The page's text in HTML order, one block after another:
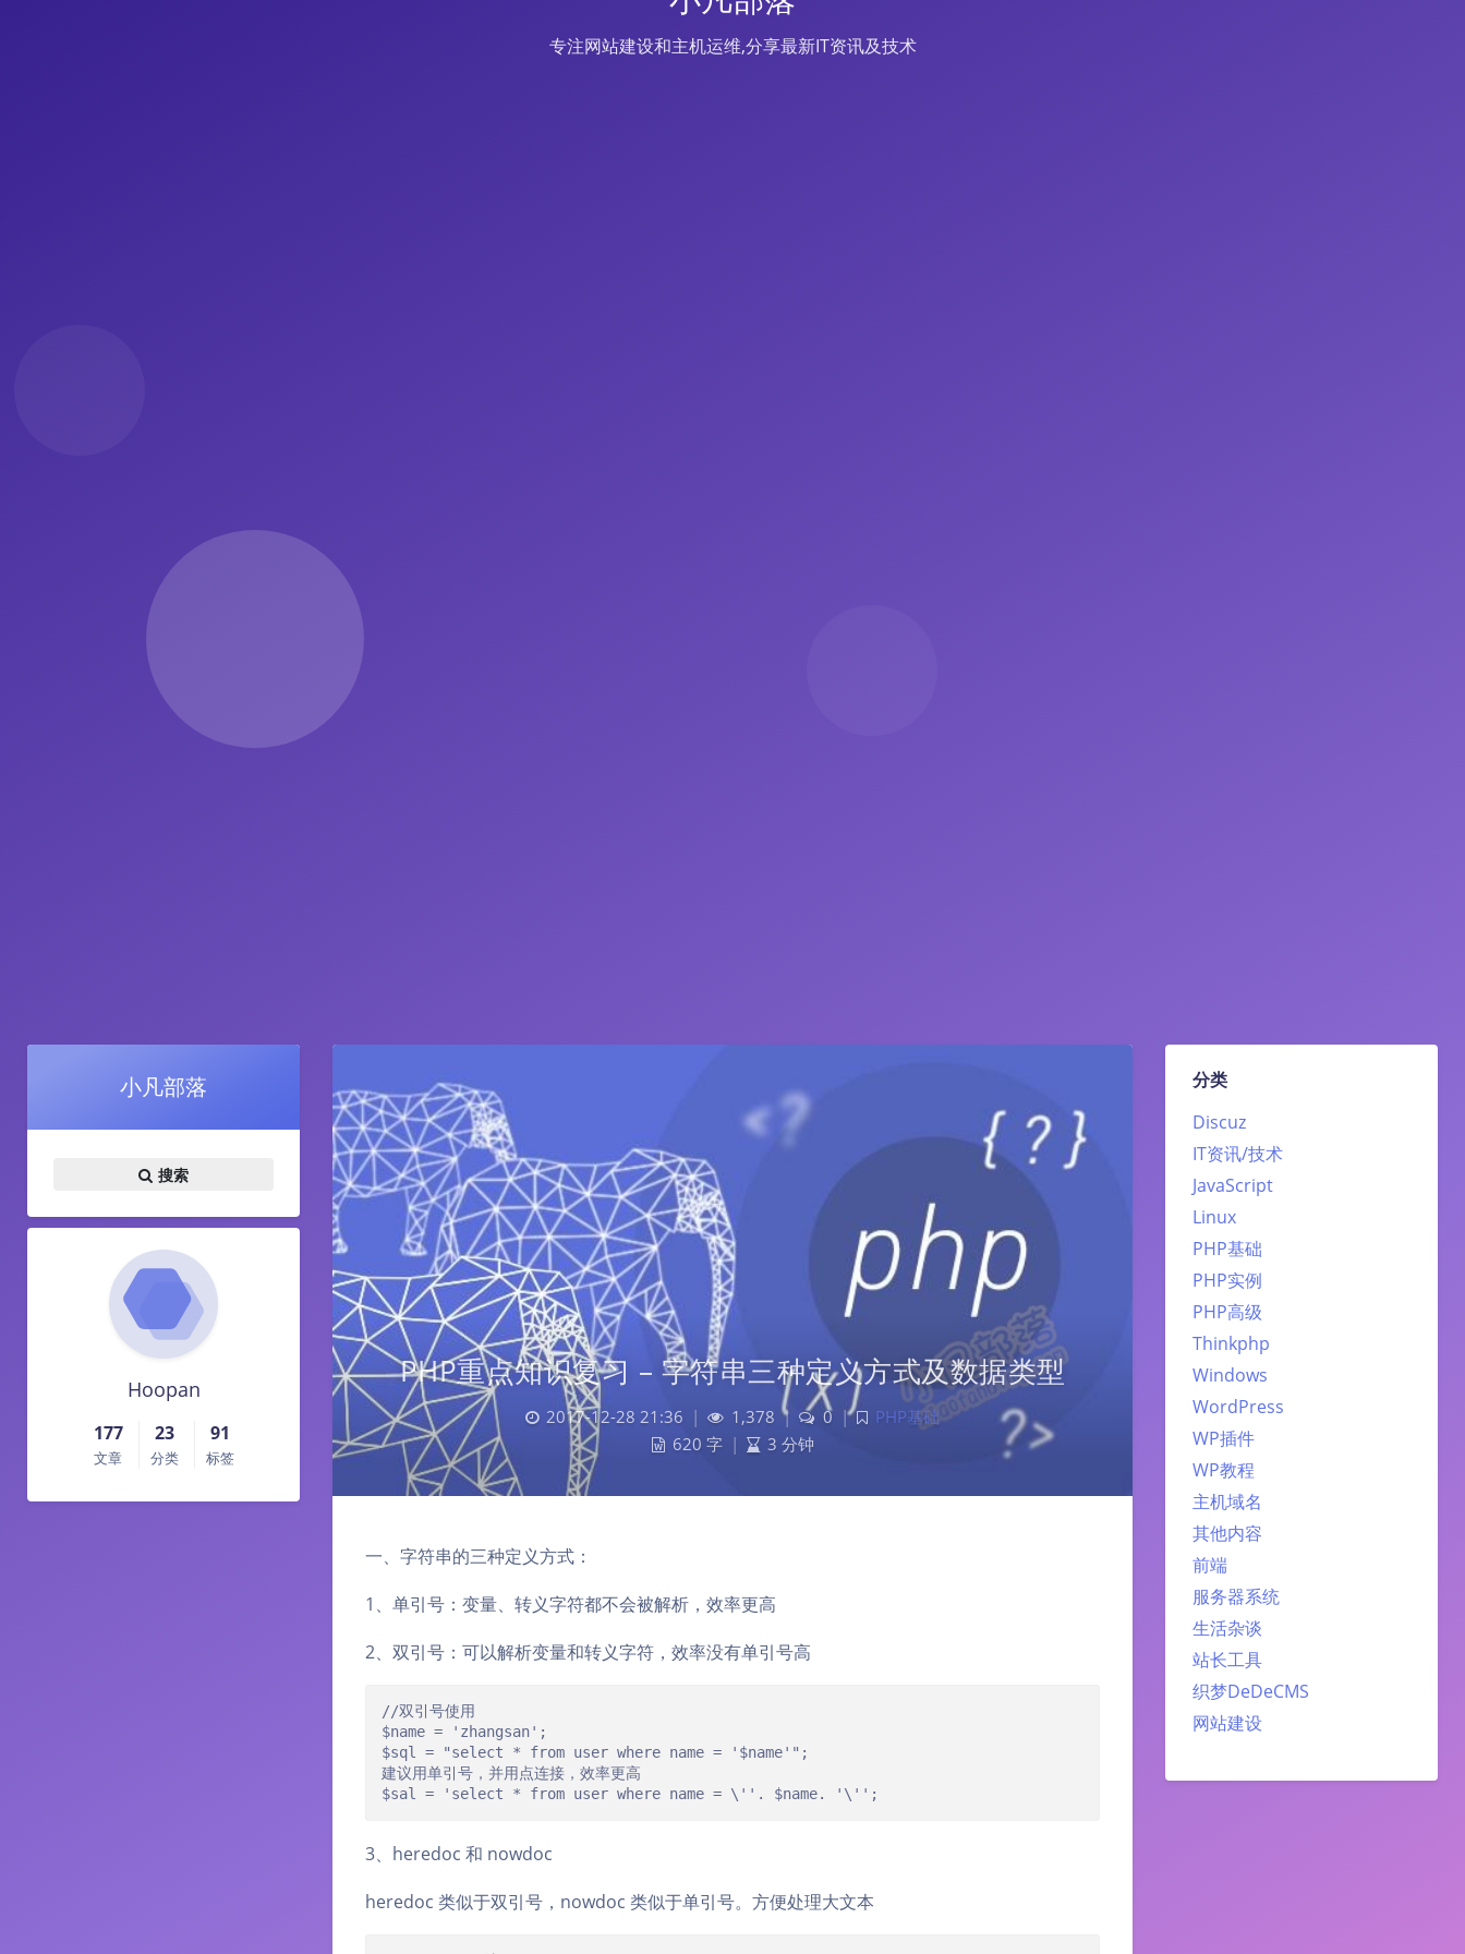
专注网站建设和主机运维,分享最新IT资讯及技术
小凡部落
搜索
Hoopan
177
文章
23
分类
91
标签
分类
Discuz
IT资讯/技术
JavaScript
Linux
PHP基础
PHP实例
PHP高级
Thinkphp
Windows
WordPress
WP插件
WP教程
主机域名
其他内容
前端
服务器系统
生活杂谈
站长工具
织梦DeDeCMS
网站建设
PHP重点知识复习 – 字符串三种定义方式及数据类型
2017-12-28 21:36 | 1,378 | 0 |
PHP基础
620 字 | 3 分钟
一、字符串的三种定义方式：
1、单引号：变量、转义字符都不会被解析，效率更高
2、双引号：可以解析变量和转义字符，效率没有单引号高
//双引号使用
$name = 'zhangsan';
$sql = "select * from user where name = '$name'";
建议用单引号，并用点连接，效率更高
$sal = 'select * from user where name = \''. $name. '\'';
3、heredoc 和 nowdoc
heredoc 类似于双引号，nowdoc 类似于单引号。方便处理大文本